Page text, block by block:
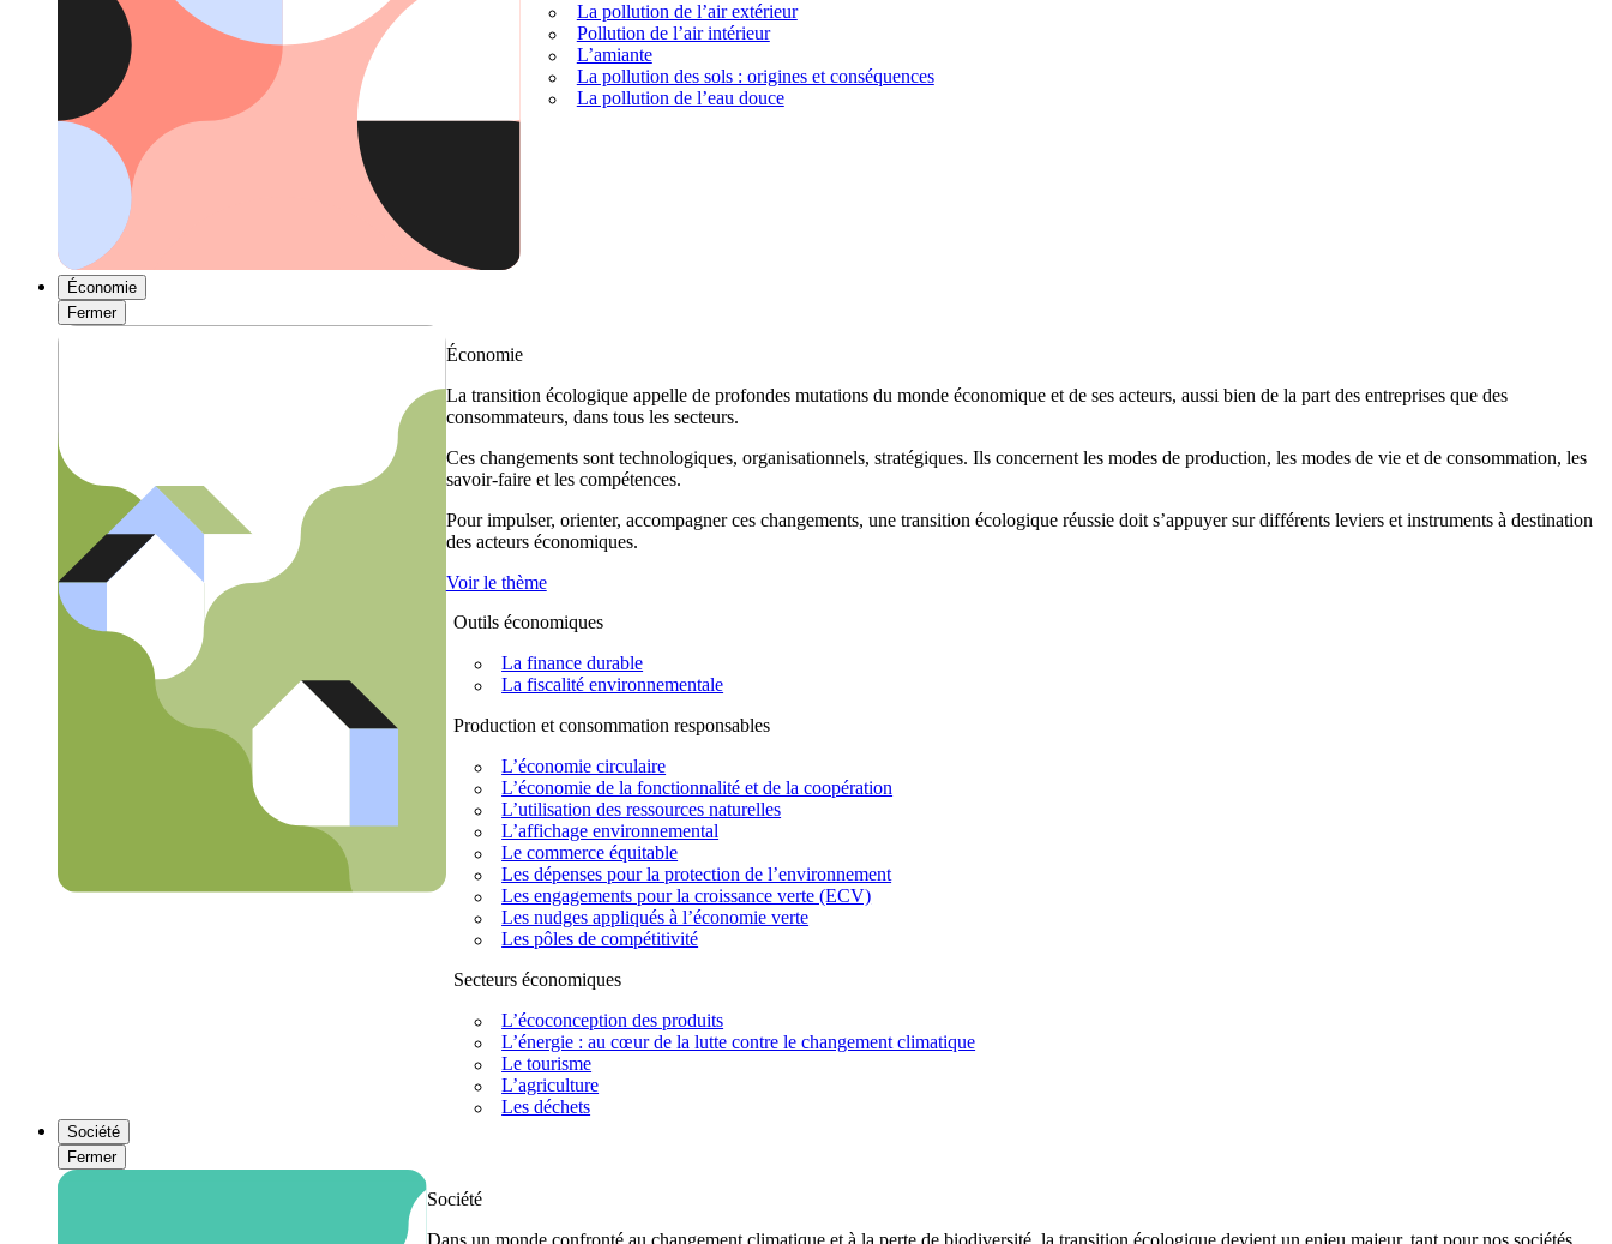
La pollution de l’air extérieur
Pollution de l’air intérieur
L’amiante
La pollution des sols : origines et conséquences
La pollution de l’eau douce
Économie
Fermer
Économie
La transition écologique appelle de profondes mutations du monde économique et de ses acteurs, aussi bien de la part des entreprises que des
consommateurs, dans tous les secteurs.
Ces changements sont technologiques, organisationnels, stratégiques. Ils concernent les modes de production, les modes de vie et de consommation, les
savoir-faire et les compétences.
Pour impulser, orienter, accompagner ces changements, une transition écologique réussie doit s’appuyer sur différents leviers et instruments à destination
des acteurs économiques.
Voir le thème
Outils économiques
La finance durable
La fiscalité environnementale
Production et consommation responsables
L’économie circulaire
L’économie de la fonctionnalité et de la coopération
L’utilisation des ressources naturelles
L’affichage environnemental
Le commerce équitable
Les dépenses pour la protection de l’environnement
Les engagements pour la croissance verte (ECV)
Les nudges appliqués à l’économie verte
Les pôles de compétitivité
Secteurs économiques
L’écoconception des produits
L’énergie : au cœur de la lutte contre le changement climatique
Le tourisme
L’agriculture
Les déchets
Société
Fermer
Société
Dans un monde confronté au changement climatique et à la perte de biodiversité, la transition écologique devient un enjeu majeur, tant pour nos sociétés